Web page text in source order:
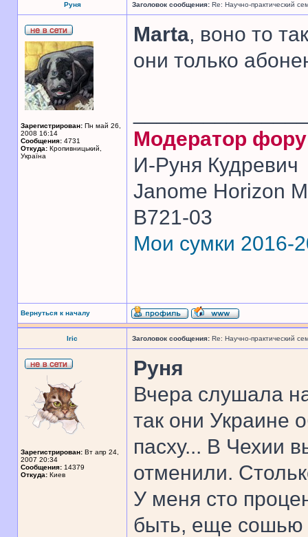
Руня Заголовок сообщения: Re: Научно-практический
Зарегистрирован: Пн май 26,
2008 16:14
Сообщения: 4731
Откуда: Кропивницький,
Україна
Marta, воно то
они только
Модератор
И-Руня Кудревич
Janome Horizon
B721-03
Мои сумки 2016-
Вернуться к началу
Iric Заголовок сообщения: Re: Научно-практический
Зарегистрирован: Вт апр 24,
2007 20:34
Сообщения: 14379
Откуда: Киев
Руня
Вчера слушала
так они Украине
пасху... В Чехии
отменили.
У меня сто
быть, еще сошью